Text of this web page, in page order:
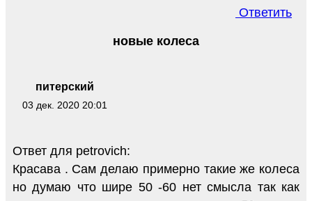
Ответить
питерский
03 дек. 2020 20:01
новые колеса
Ответ для petrovich:
Красава . Сам делаю примерно такие же колеса
но думаю что шире 50 -60 нет смысла так как